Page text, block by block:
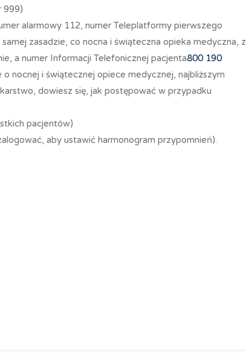
999)
alarmowy 112, numer Teleplatformy pierwszego
samej zasadzie, co nocna i świąteczna opieka medyczna, z
a numer Informacji Telefonicznej pacjenta800 190
nocnej i świątecznej opiece medycznej, najbliższym
dowiesz się, jak postępować w przypadku
pacjentów)
aby ustawić harmonogram przypomnień).